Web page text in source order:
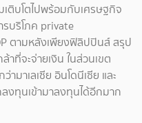
ติบโตไปพร้อมกับเศรษฐกิจ
รบริโภค private
ตามหลังเพียงฟิลิปปินส์ สรุป
าที่จะจ่ายเงิน ในส่วนเขต
ามาเลเซีย อินโดนีเซีย และ
งทุนเข้ามาลงทุนได้อีกมาก